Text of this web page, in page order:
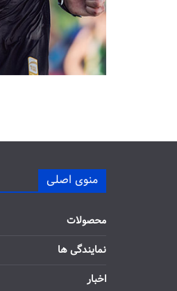
منوی اصلی
محصولات
نمایندگی ها
اخبار